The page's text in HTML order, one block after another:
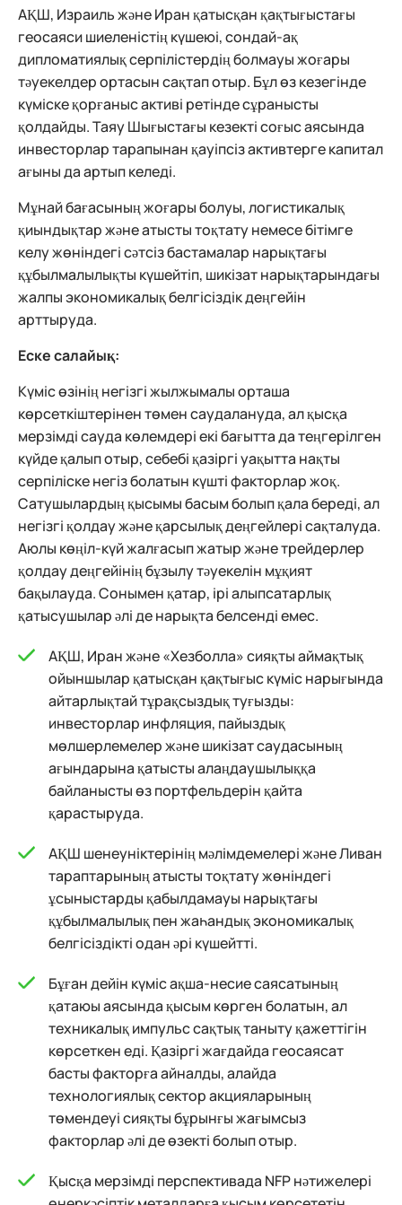
АҚШ, Израиль және Иран қатысқан қақтығыстағы
геосаяси шиеленістің күшеюі, сондай-ақ
дипломатиялық серпілістердің болмауы жоғары
тәуекелдер ортасын сақтап отыр. Бұл өз кезегінде
күміске қорғаныс активі ретінде сұранысты
қолдайды. Таяу Шығыстағы кезекті соғыс аясында
инвесторлар тарапынан қауіпсіз активтерге капитал
ағыны да артып келеді.
Мұнай бағасының жоғары болуы, логистикалық
қиындықтар және атысты тоқтату немесе бітімге
келу жөніндегі сәтсіз бастамалар нарықтағы
құбылмалылықты күшейтіп, шикізат нарықтарындағы
жалпы экономикалық белгісіздік деңгейін
арттыруда.
Еске салайық:
Күміс өзінің негізгі жылжымалы орташа
көрсеткіштерінен төмен саудалануда, ал қысқа
мерзімді сауда көлемдері екі бағытта да теңгерілген
күйде қалып отыр, себебі қазіргі уақытта нақты
серпіліске негіз болатын күшті факторлар жоқ.
Сатушылардың қысымы басым болып қала береді, ал
негізгі қолдау және қарсылық деңгейлері сақталуда.
Аюлы көңіл-күй жалғасып жатыр және трейдерлер
қолдау деңгейінің бұзылу тәуекелін мұқият
бақылауда. Сонымен қатар, ірі алыпсатарлық
қатысушылар әлі де нарықта белсенді емес.
АҚШ, Иран және «Хезболла» сияқты аймақтық
ойыншылар қатысқан қақтығыс күміс нарығында
айтарлықтай тұрақсыздық туғызды:
инвесторлар инфляция, пайыздық
мөлшерлемелер және шикізат саудасының
ағындарына қатысты алаңдаушылыққа
байланысты өз портфельдерін қайта
қарастыруда.
АҚШ шенеуніктерінің мәлімдемелері және Ливан
тараптарының атысты тоқтату жөніндегі
ұсыныстарды қабылдамауы нарықтағы
құбылмалылық пен жаһандық экономикалық
белгісіздікті одан әрі күшейтті.
Бұған дейін күміс ақша-несие саясатының
қатаюы аясында қысым көрген болатын, ал
техникалық импульс сақтық таныту қажеттігін
көрсеткен еді. Қазіргі жағдайда геосаясат
басты факторға айналды, алайда
технологиялық сектор акцияларының
төмендеуі сияқты бұрынғы жағымсыз
факторлар әлі де өзекті болып отыр.
Қысқа мерзімді перспективада NFP нәтижелері